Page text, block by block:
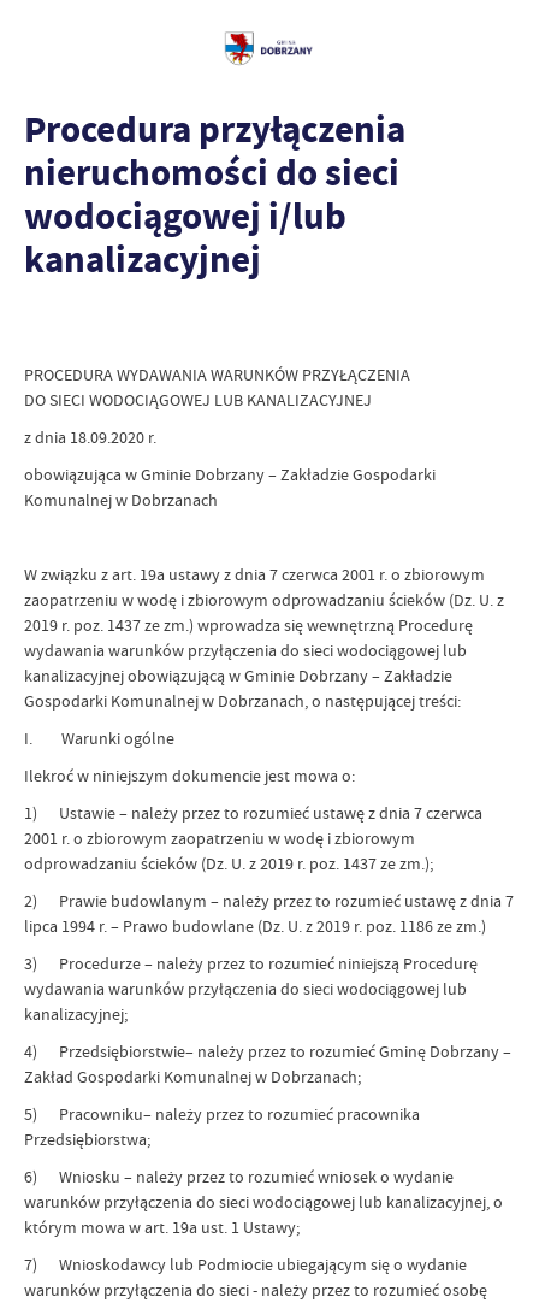
Procedura przyłączenia
nieruchomości do sieci
wodociągowej i/lub
kanalizacyjnej
PROCEDURA WYDAWANIA WARUNKÓW PRZYŁĄCZENIA
DO SIECI WODOCIĄGOWEJ LUB KANALIZACYJNEJ
z dnia 18.09.2020 r.
obowiązująca w Gminie Dobrzany – Zakładzie Gospodarki
Komunalnej w Dobrzanach
W związku z art. 19a ustawy z dnia 7 czerwca 2001 r. o zbiorowym
zaopatrzeniu w wodę i zbiorowym odprowadzaniu ścieków (Dz. U. z
2019 r. poz. 1437 ze zm.) wprowadza się wewnętrzną Procedurę
wydawania warunków przyłączenia do sieci wodociągowej lub
kanalizacyjnej obowiązującą w Gminie Dobrzany – Zakładzie
Gospodarki Komunalnej w Dobrzanach, o następującej treści:
I. Warunki ogólne
Ilekroć w niniejszym dokumencie jest mowa o:
1) Ustawie – należy przez to rozumieć ustawę z dnia 7 czerwca
2001 r. o zbiorowym zaopatrzeniu w wodę i zbiorowym
odprowadzaniu ścieków (Dz. U. z 2019 r. poz. 1437 ze zm.);
2) Prawie budowlanym – należy przez to rozumieć ustawę z dnia 7
lipca 1994 r. – Prawo budowlane (Dz. U. z 2019 r. poz. 1186 ze zm.)
3) Procedurze – należy przez to rozumieć niniejszą Procedurę
wydawania warunków przyłączenia do sieci wodociągowej lub
kanalizacyjnej;
4) Przedsiębiorstwie– należy przez to rozumieć Gminę Dobrzany –
Zakład Gospodarki Komunalnej w Dobrzanach;
5) Pracowniku– należy przez to rozumieć pracownika
Przedsiębiorstwa;
6) Wniosku – należy przez to rozumieć wniosek o wydanie
warunków przyłączenia do sieci wodociągowej lub kanalizacyjnej, o
którym mowa w art. 19a ust. 1 Ustawy;
7) Wnioskodawcy lub Podmiocie ubiegającym się o wydanie
warunków przyłączenia do sieci - należy przez to rozumieć osobę